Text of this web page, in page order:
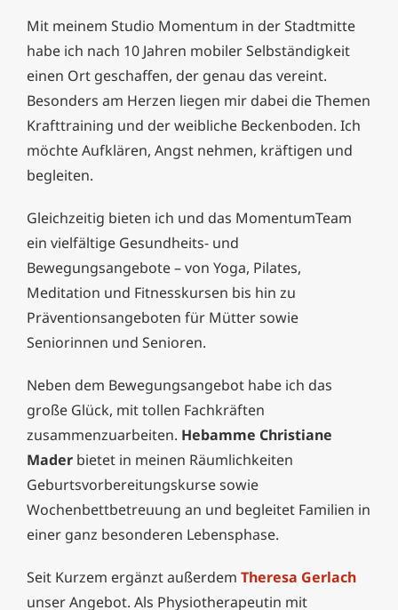
Mit meinem Studio Momentum in der Stadtmitte
habe ich nach 10 Jahren mobiler Selbständigkeit
einen Ort geschaffen, der genau das vereint.
Besonders am Herzen liegen mir dabei die Themen
Krafttraining und der weibliche Beckenboden. Ich
möchte Aufklären, Angst nehmen, kräftigen und
begleiten.
Gleichzeitig bieten ich und das MomentumTeam
ein vielfältige Gesundheits- und
Bewegungsangebote – von Yoga, Pilates,
Meditation und Fitnesskursen bis hin zu
Präventionsangeboten für Mütter sowie
Seniorinnen und Senioren.
Neben dem Bewegungsangebot habe ich das
große Glück, mit tollen Fachkräften
zusammenzuarbeiten. Hebamme Christiane
Mader bietet in meinen Räumlichkeiten
Geburtsvorbereitungskurse sowie
Wochenbettbetreuung an und begleitet Familien in
einer ganz besonderen Lebensphase.
Seit Kurzem ergänzt außerdem Theresa Gerlach
unser Angebot. Als Physiotherapeutin mit